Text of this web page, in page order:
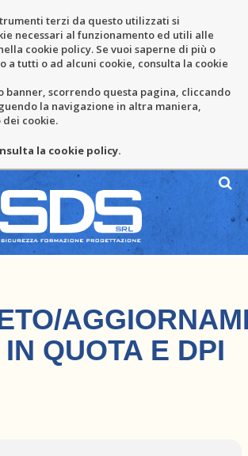
terzi da questo utilizzati si
necessari al funzionamento ed utili alle
cookie policy. Se vuoi saperne di più o
a tutti o ad alcuni cookie, consulta la cookie
banner, scorrendo questa pagina, cliccando
la navigazione in altra maniera,
dei cookie.
la cookie policy.
QUOTA E DPI